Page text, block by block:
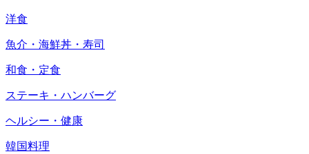
洋食
魚介・海鮮丼・寿司
和食・定食
ステーキ・ハンバーグ
ヘルシー・健康
韓国料理